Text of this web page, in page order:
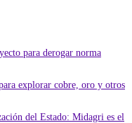
para derogar norma
explorar cobre, oro y otros
del Estado: Midagri es el